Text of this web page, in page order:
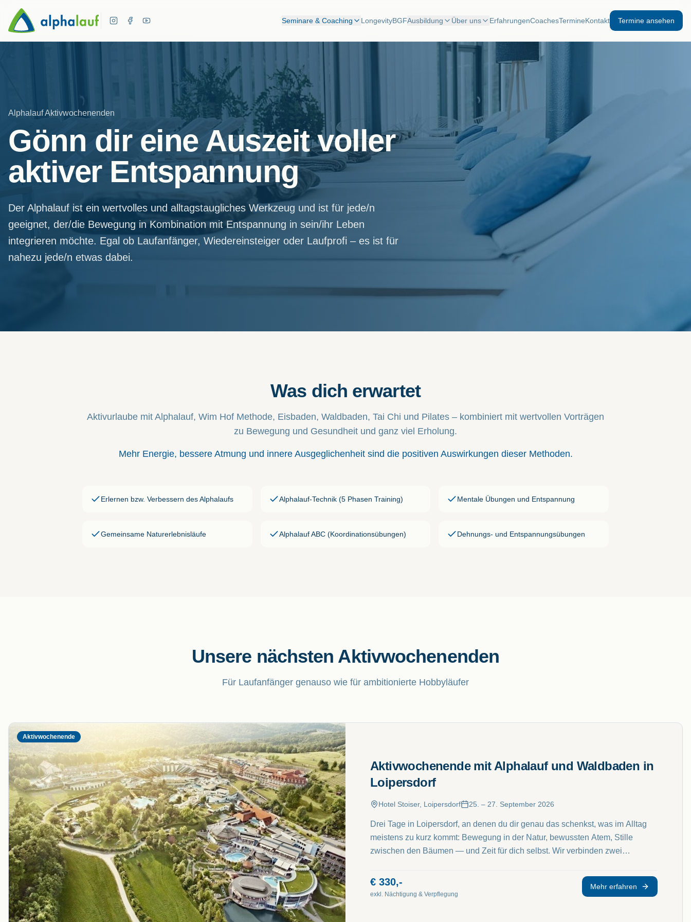
Seminare & Coaching LongevityBGFAusbildung Über uns ErfahrungenCoachesTermineKontakt Termine ansehen
Alphalauf Aktivwochenenden
Gönn dir eine Auszeit voller
aktiver Entspannung
Der Alphalauf ist ein wertvolles und alltagstaugliches Werkzeug und ist für jede/n
geeignet, der/die Bewegung in Kombination mit Entspannung in sein/ihr Leben
integrieren möchte. Egal ob Laufanfänger, Wiedereinsteiger oder Laufprofi – es ist für
nahezu jede/n etwas dabei.
Was dich erwartet
Aktivurlaube mit Alphalauf, Wim Hof Methode, Eisbaden, Waldbaden, Tai Chi und Pilates – kombiniert mit wertvollen Vorträgen
zu Bewegung und Gesundheit und ganz viel Erholung.
Mehr Energie, bessere Atmung und innere Ausgeglichenheit sind die positiven Auswirkungen dieser Methoden.
Erlernen bzw. Verbessern des Alphalaufs Alphalauf-Technik (5 Phasen Training) Mentale Übungen und Entspannung
Gemeinsame Naturerlebnisläufe Alphalauf ABC (Koordinationsübungen) Dehnungs- und Entspannungsübungen
Unsere nächsten Aktivwochenenden
Für Laufanfänger genauso wie für ambitionierte Hobbyläufer
Aktivwochenende
Aktivwochenende mit Alphalauf und Waldbaden in
Loipersdorf
Hotel Stoiser, Loipersdorf 25. – 27. September 2026
Drei Tage in Loipersdorf, an denen du dir genau das schenkst, was im Alltag
meistens zu kurz kommt: Bewegung in der Natur, bewussten Atem, Stille
zwischen den Bäumen — und Zeit für dich selbst. Wir verbinden zwei
Gleiche wollen: Körper und Geist in Einklang bringen. Alphalauf — die
Verbindung von achtsamer Bewegung und Meditation, die deinen Kopf in den
€ 330,-
exkl. Nächtigung & Verpflegung
Mehr erfahren